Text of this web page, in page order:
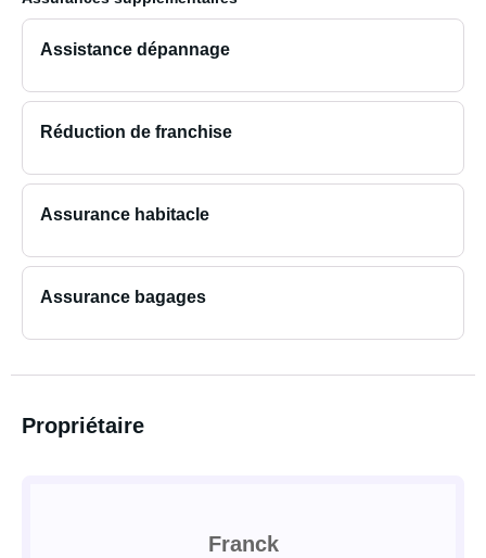
Assistance dépannage
Réduction de franchise
Assurance habitacle
Assurance bagages
Propriétaire
Franck